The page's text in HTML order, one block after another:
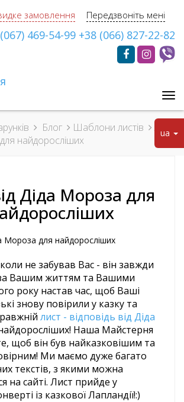
замовлення Передзвоніть мені
469-54-99 +38 (066) 827-22-82
Блог Шаблони листів
найдоросліших
Діда Мороза для
не забував Вас - він завжди
за Вашим життям та Вашими
року настав час, щоб Ваші
знову повірили у казку та
лист - відповідь від Діда
Наша Майстерня
щоб він був найказковішим та
Ми маємо дуже багато
текстів, з якими можна
на сайті. Лист прийде у
із казкової Лапландії!:)
ua